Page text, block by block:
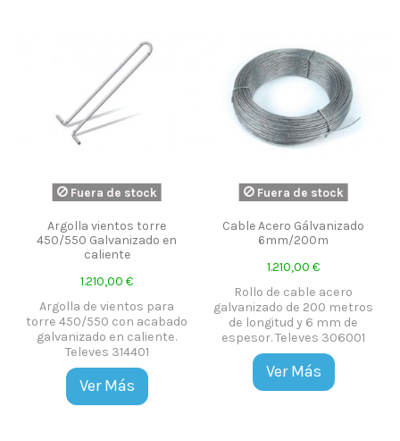
Fuera de stock
Argolla vientos torre
450/550 Galvanizado en
caliente
1.210,00 €
Argolla de vientos para
torre 450/550 con acabado
galvanizado en caliente.
Televes 314401
Ver Más
Fuera de stock
Cable Acero Gálvanizado
6mm/200m
1.210,00 €
Rollo de cable acero
galvanizado de 200 metros
de longitud y 6 mm de
espesor. Televes 306001
Ver Más